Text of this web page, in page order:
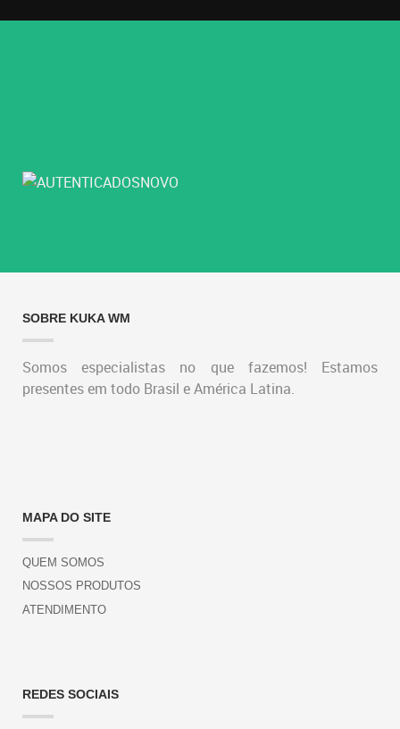
SOBRE KUKA WM
Somos especialistas no que fazemos! Estamos
presentes em todo Brasil e América Latina.
MAPA DO SITE
QUEM SOMOS
NOSSOS PRODUTOS
ATENDIMENTO
REDES SOCIAIS